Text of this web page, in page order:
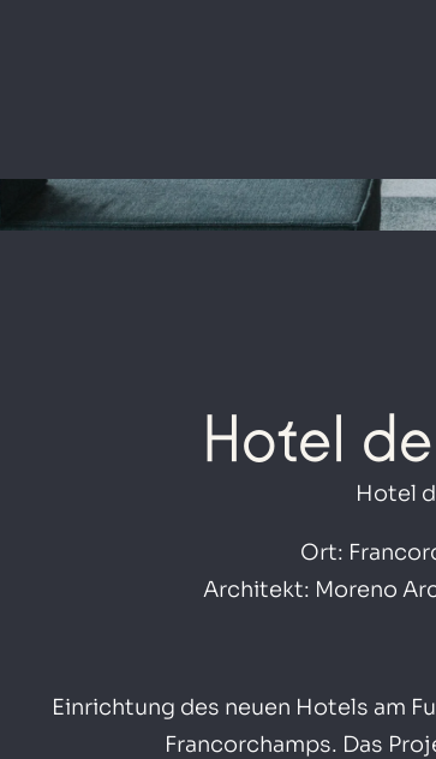
Hotel
Hotel
Ort:
Architekt: Moreno
Einrichtung des neuen Hotels am
Francorchamps. Das